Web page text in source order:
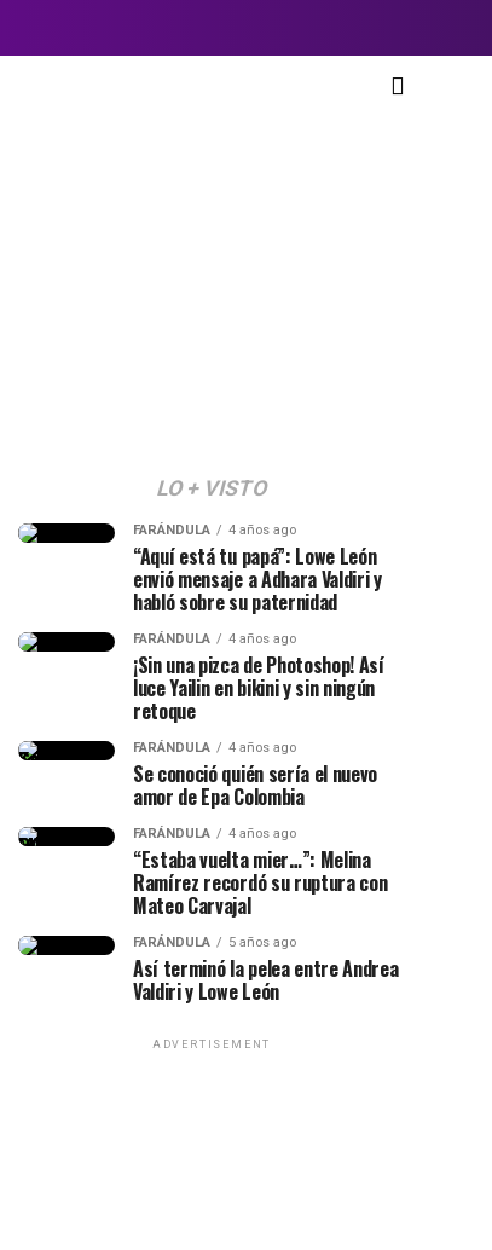
LO + VISTO
FARÁNDULA 4 años ago
“Aquí está tu papá”: Lowe León
envió mensaje a Adhara Valdiri y
habló sobre su paternidad
FARÁNDULA 4 años ago
¡Sin una pizca de Photoshop! Así
luce Yailin en bikini y sin ningún
retoque
FARÁNDULA 4 años ago
Se conoció quién sería el nuevo
amor de Epa Colombia
FARÁNDULA 4 años ago
“Estaba vuelta mier…”: Melina
Ramírez recordó su ruptura con
Mateo Carvajal
FARÁNDULA 5 años ago
Así terminó la pelea entre Andrea
Valdiri y Lowe León
ADVERTISEMENT